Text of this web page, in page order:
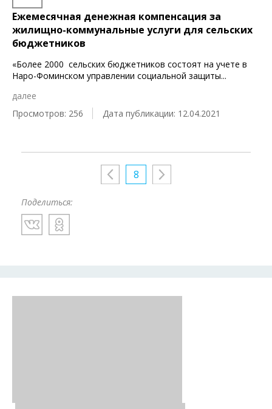
Ежемесячная денежная компенсация за
жилищно-коммунальные услуги для сельских
бюджетников
«Более 2000 сельских бюджетников состоят на учете в
Наро-Фоминском управлении социальной защиты...
далее
Просмотров: 256
Дата публикации: 12.04.2021
8
Поделиться: